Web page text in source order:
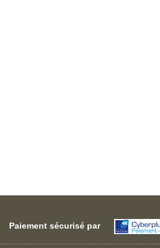
Paiement sécurisé par